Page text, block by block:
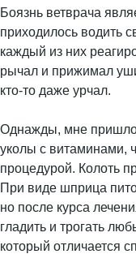
Боязнь ветврача
приходилось водить
каждый из них
рычал и прижимал
кто-то даже урчал.
Однажды, мне
уколы с витаминами,
процедурой. Колоть
При виде шприца
но после курса
гладить и трогать
который отличается